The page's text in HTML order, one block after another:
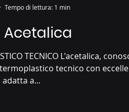
Acetalica
TECNICO L'acetalica,
tecnico con
a...
Tempo di lettura: 1 min